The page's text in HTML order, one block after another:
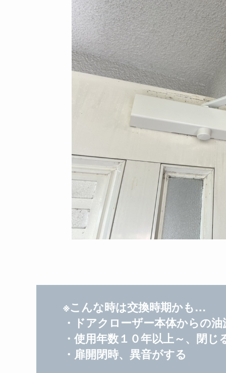
※こんな時は交換時期かも…
・ドアクローザー本体からの油
・使用年数１０年以上～、閉
・扉開閉時、異音がする